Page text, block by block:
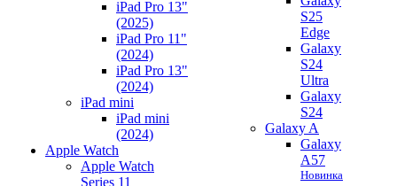
iPad Pro 13"
(2025)
iPad Pro 11"
(2024)
iPad Pro 13"
(2024)
iPad mini
iPad mini
(2024)
Apple Watch
Apple Watch
Series 11
S25
Edge
Galaxy
S24
Ultra
Galaxy
S24
Galaxy A
Galaxy
A57
Новинка